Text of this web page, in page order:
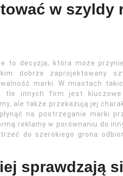
w szyldy
to decyzja, która może
dobrze zaprojektowany
marki. W miastach
tle innych firm jest
ale także przekazują jej
na postrzeganie marki
reklamy w porównaniu do
do szerokiego grona
sprawdzają